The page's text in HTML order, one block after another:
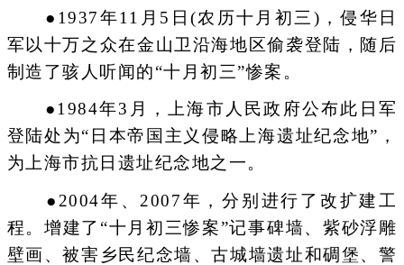
●1937年11月5日(农历十月初三)，侵华日
军以十万之众在金山卫沿海地区偷袭登陆，随后
制造了骇人听闻的“十月初三”惨案。
●1984年3月，上海市人民政府公布此日军
登陆处为“日本帝国主义侵略上海遗址纪念地”，
为上海市抗日遗址纪念地之一。
●2004年、2007年，分别进行了改扩建工
程。增建了“十月初三惨案”记事碑墙、紫砂浮雕
壁画、被害乡民纪念墙、古城墙遗址和碉堡、警